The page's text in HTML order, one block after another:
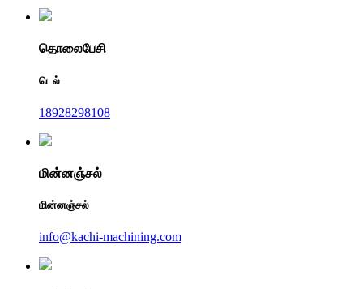
தொலைபேசி
டெல்
18928298108
மின்னஞ்சல்
மின்னஞ்சல்
info@kachi-machining.com